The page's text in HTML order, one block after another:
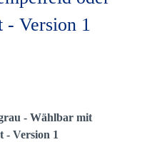
- Wählbar mit
- Version 1